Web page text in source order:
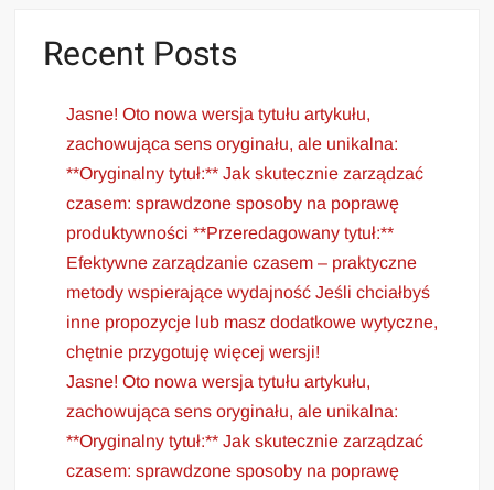
Recent Posts
Jasne! Oto nowa wersja tytułu artykułu,
zachowująca sens oryginału, ale unikalna:
**Oryginalny tytuł:** Jak skutecznie zarządzać
czasem: sprawdzone sposoby na poprawę
produktywności **Przeredagowany tytuł:**
Efektywne zarządzanie czasem – praktyczne
metody wspierające wydajność Jeśli chciałbyś
inne propozycje lub masz dodatkowe wytyczne,
chętnie przygotuję więcej wersji!
Jasne! Oto nowa wersja tytułu artykułu,
zachowująca sens oryginału, ale unikalna:
**Oryginalny tytuł:** Jak skutecznie zarządzać
czasem: sprawdzone sposoby na poprawę